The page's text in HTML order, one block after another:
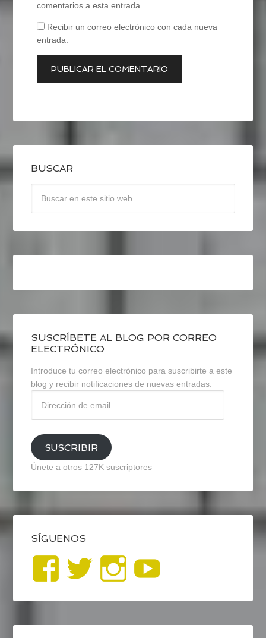
comentarios a esta entrada.
Recibir un correo electrónico con cada nueva
entrada.
BUSCAR
SUSCRÍBETE AL BLOG POR CORREO
ELECTRÓNICO
Introduce tu correo electrónico para suscribirte a este
blog y recibir notificaciones de nuevas entradas.
email
SUSCRIBIR
Únete a otros 127K suscriptores
SÍGUENOS
Ver
perfil
de
Ver
perfil
de
Ver
perfil
de